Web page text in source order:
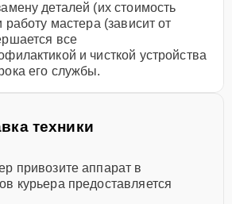
деталей (их стоимость
работу мастера (зависит от
все
и чисткой устройства
его службы.
техники
привозите аппарат в
курьера предоставляется